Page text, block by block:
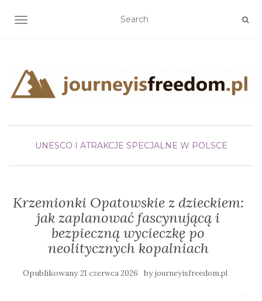
TOGGLE NAVIGATION
UNESCO I ATRAKCJE SPECJALNE W POLSCE
Krzemionki Opatowskie z dzieckiem:
jak zaplanować fascynującą i
bezpieczną wycieczkę po
neolitycznych kopalniach
Opublikowany21 czerwca 2026 byjourneyisfreedom.pl